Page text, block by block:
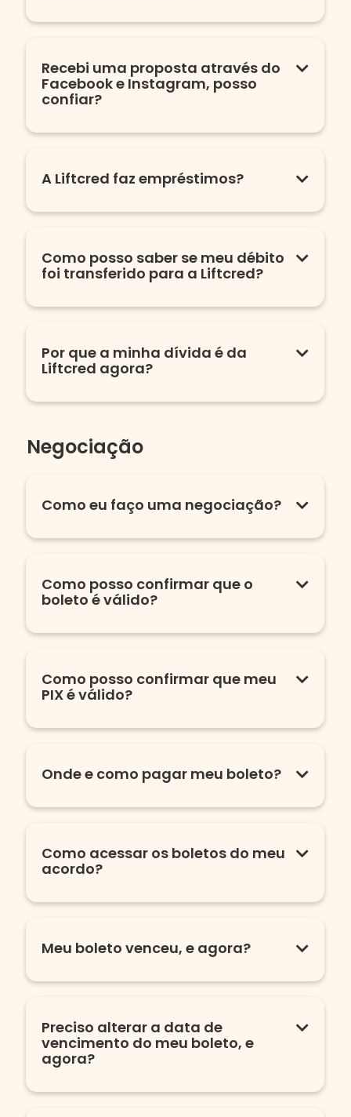
Recebi uma proposta através do
Facebook e Instagram, posso
confiar?
A Liftcred faz empréstimos?
Como posso saber se meu débito
foi transferido para a Liftcred?
Por que a minha dívida é da
Liftcred agora?
Negociação
Como eu faço uma negociação?
Como posso confirmar que o
boleto é válido?
Como posso confirmar que meu
PIX é válido?
Onde e como pagar meu boleto?
Como acessar os boletos do meu
acordo?
Meu boleto venceu, e agora?
Preciso alterar a data de
vencimento do meu boleto, e
agora?